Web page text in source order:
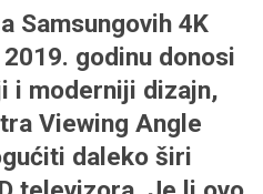
Samsungovih 4K
2019. godinu donosi
i moderniji dizajn,
Viewing Angle
daleko širi